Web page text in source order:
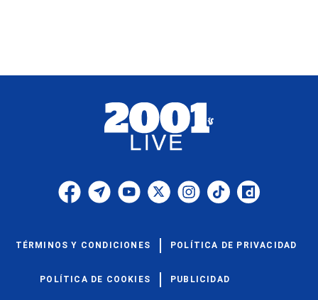
TÉRMINOS Y CONDICIONES POLÍTICA DE PRIVACIDAD
POLÍTICA DE COOKIES PUBLICIDAD